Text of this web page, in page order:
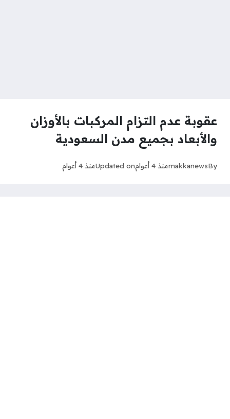
عقوبة عدم التزام المركبات بالأوزان
والأبعاد بجميع مدن السعودية
By
makkanewsمنذ 4 أعوام Updated onمنذ 4 أعوام